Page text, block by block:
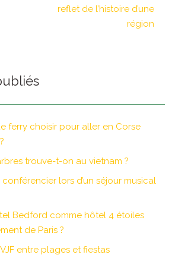
reflet de l’histoire d’une
région
ferry choisir pour aller en Corse
trouve-t-on au vietnam ?
conférencier lors d’un séjour musical
Bedford comme hôtel 4 étoiles
de Paris ?
entre plages et fiestas